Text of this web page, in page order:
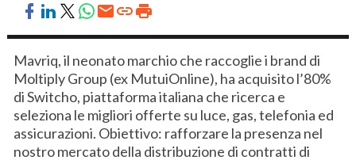
Mavriq, il neonato marchio che raccoglie i brand di
Moltiply Group (ex MutuiOnline), ha acquisito l’80%
di Switcho, piattaforma italiana che ricerca e
seleziona le migliori offerte su luce, gas, telefonia ed
assicurazioni. Obiettivo: rafforzare la presenza nel
nostro mercato della distribuzione di contratti di